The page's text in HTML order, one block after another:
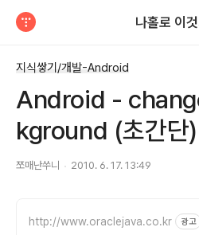
나홀로 이
지식쌓기/개발-Android
Android -
kground (초간단)
쪼매난쑤니 2010. 6. 17. 13:49
http://www.oraclejava.co.kr 광고